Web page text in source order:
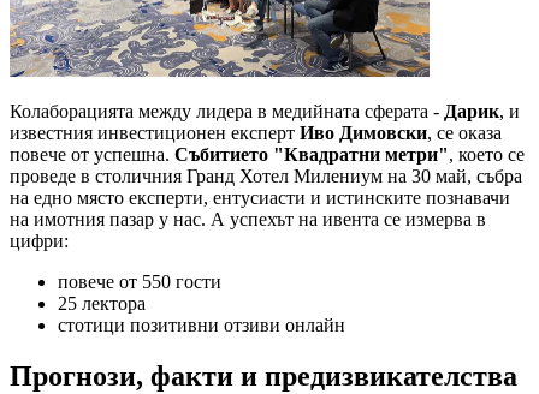
Колаборацията между лидера в медийната сферата - Дарик, и
известния инвестиционен експерт Иво Димовски, се оказа
повече от успешна. Събитието "Квадратни метри", което се
проведе в столичния Гранд Хотел Милениум на 30 май, събра
на едно място експерти, ентусиасти и истинските познавачи
на имотния пазар у нас. А успехът на ивента се измерва в
цифри:
повече от 550 гости
25 лектора
стотици позитивни отзиви онлайн
Прогнози, факти и предизвикателства